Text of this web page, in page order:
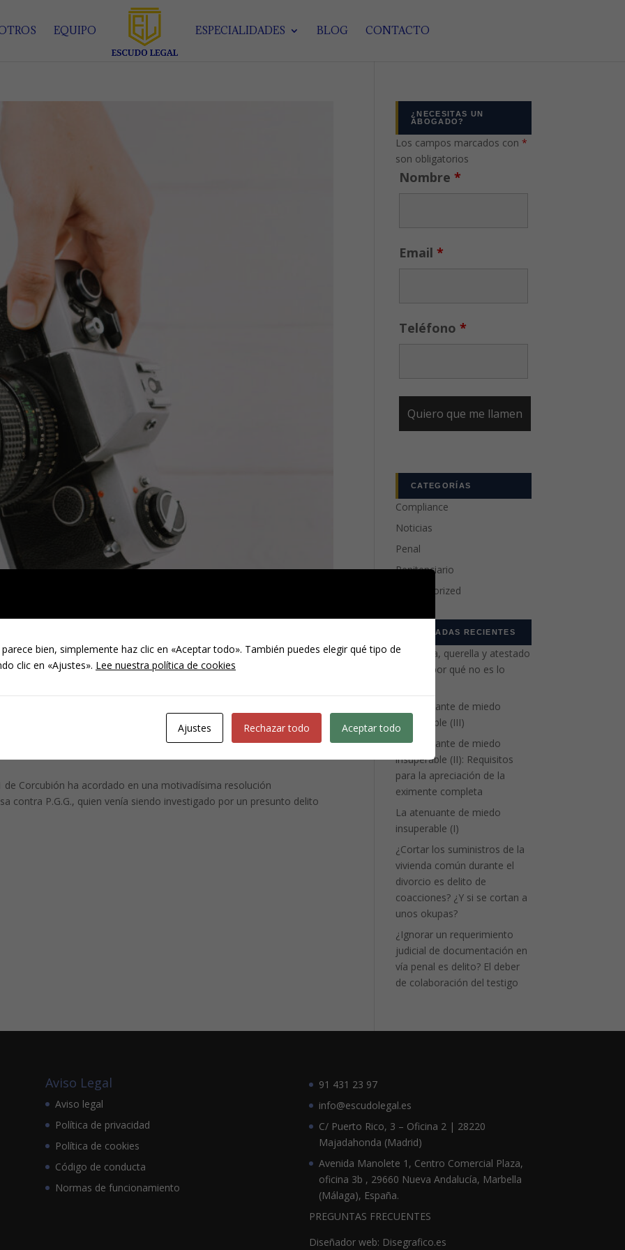
EQUIPO ESPECIALIDADES BLOG CONTACTO
de la causa por
venta de una cámara
de Corcubión ha acordado en una motivadísima resolución
contra P.G.G., quien venía siendo investigado por un presunto delito
¿NECESITAS UN
ABOGADO?
Los campos marcados con*
son obligatorios
Nombre*
Email*
Teléfono*
CATEGORÍAS
Compliance
Noticias
Penal
Penitenciario
Uncategorized
ENTRADAS RECIENTES
Denuncia, querella y atestado
policial: por qué no es lo
La atenuante de miedo
insuperable (III)
La atenuante de miedo
insuperable (II): Requisitos
para la apreciación de la
eximente completa
La atenuante de miedo
insuperable (I)
¿Cortar los suministros de la
vivienda común durante el
divorcio es delito de
coacciones? ¿Y si se cortan a
unos okupas?
¿Ignorar un requerimiento
judicial de documentación en
vía penal es delito? El deber
de colaboración del testigo
Aviso Legal
Aviso legal
Política de privacidad
Política de cookies
Código de conducta
Normas de funcionamiento
91 431 23 97
info@escudolegal.es
C/ Puerto Rico, 3 – Oficina 2 | 28220
Majadahonda (Madrid)
Avenida Manolete 1, Centro Comercial Plaza,
oficina 3b , 29660 Nueva Andalucía, Marbella
(Málaga), España.
PREGUNTAS FRECUENTES
Diseñador web: Disegrafico.es
bien, simplemente haz clic en «Aceptar todo». También puedes elegir qué tipo de
clic en «Ajustes». Lee nuestra política de cookies
Ajustes Rechazar todo Aceptar todo